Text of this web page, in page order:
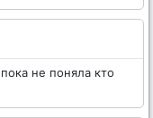
не поняла кто